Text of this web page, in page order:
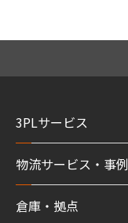
3PLサービス
物流サービス・事例
倉庫・拠点